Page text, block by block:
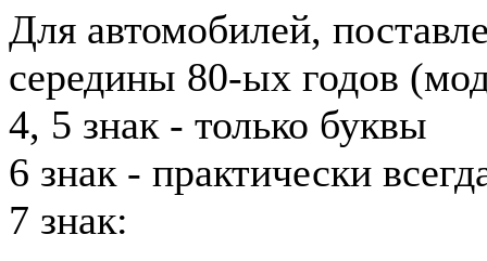
Для автомобилей,
середины 80-ых годов
4, 5 знак - только буквы
6 знак - практически
7 знак: